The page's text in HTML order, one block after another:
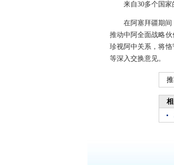
来自30多个国
在阿塞拜疆期
推动中阿全面战略
珍视阿中关系，将
等深入交换意见。